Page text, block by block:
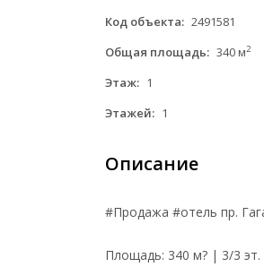
Код объекта: 2491581
Общая площадь: 340 м2
Этаж: 1
Этажей: 1
Описание
#Продажа #отель пр.
Площадь: 340 м? | 3/3 эт.